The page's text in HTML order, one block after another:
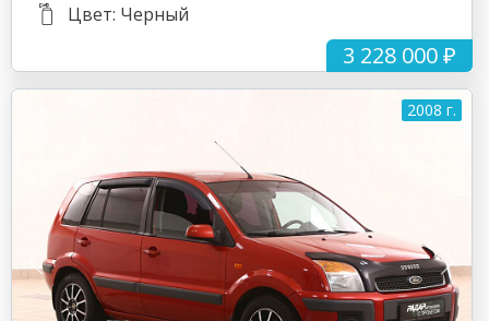
3 228 000 ₽
Цвет: Черный
2008 г.